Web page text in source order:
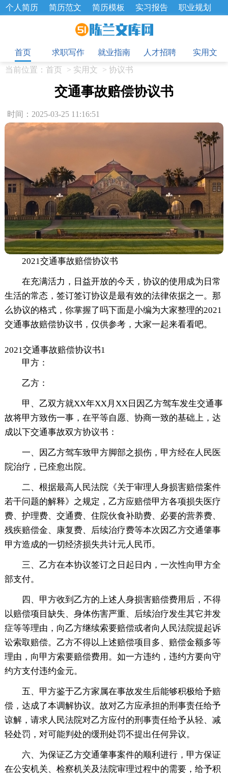
个人简历 简历范文 简历模板 实习报告
职业规划
招聘选拔 绩效考核 企业文化
工作总结
辞职报告
首页
求职写作 就业指南 人才招聘
实用文
当前位置： 首页 > 实用文 > 协议书
交通事故赔偿协议书
时间：2025-03-25 11:16:51
2021交通事故赔偿协议书
在充满活力，日益开放的今天，协议的使用成为日常
生活的常态，签订签订协议是最有效的法律依据之一。那
么协议的格式，你掌握了吗下面是小编为大家整理的2021
交通事故赔偿协议书，仅供参考，大家一起来看看吧。
2021交通事故赔偿协议书1
甲方：
乙方：
甲、乙双方就XX年XX月XX日因乙方驾车发生交通事
故将甲方致伤一事，在平等自愿、协商一致的基础上，达
成以下交通事故双方协议书：
一、因乙方驾车致甲方脚部之损伤，甲方经在人民医
院治疗，已痊愈出院。
二、根据最高人民法院《关于审理人身损害赔偿案件
若干问题的解释》之规定，乙方应赔偿甲方各项损失医疗
费、护理费、交通费、住院伙食补助费、必要的营养费、
残疾赔偿金、康复费、后续治疗费等本次因乙方交通肇事
甲方造成的一切经济损失共计元人民币。
三、乙方在本协议签订之日起日内，一次性向甲方全
部支付。
四、甲方收到乙方的上述人身损害赔偿费用后，不得
以赔偿项目缺失、身体伤害严重、后续治疗发生其它并发
症等等理由，向乙方继续索要赔偿或者向人民法院提起诉
讼索取赔偿。乙方不得以上述赔偿项目多、赔偿金额多等
理由，向甲方索要赔偿费用。如一方违约，违约方要向守
约方支付违约金元。
五、甲方鉴于乙方家属在事故发生后能够积极给予赔
偿，达成了本调解协议。故对乙方应承担的刑事责任给予
谅解，请求人民法院对乙方应付的刑事责任给予从轻、减
轻处罚，对可能判处的缓刑处罚不提出任何异议。
六、为保证乙方交通肇事案件的顺利进行，甲方保证
在公安机关、检察机关及法院审理过程中的需要，给予积